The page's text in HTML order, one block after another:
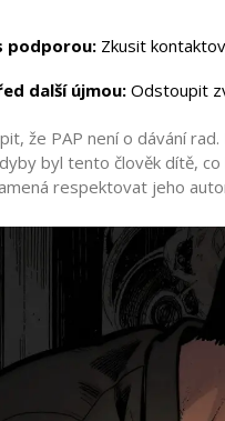
podporou: Zkusit
další újmou: Odstoupit
že PAP není o dávání
byl tento člověk dítě,
respektovat jeho